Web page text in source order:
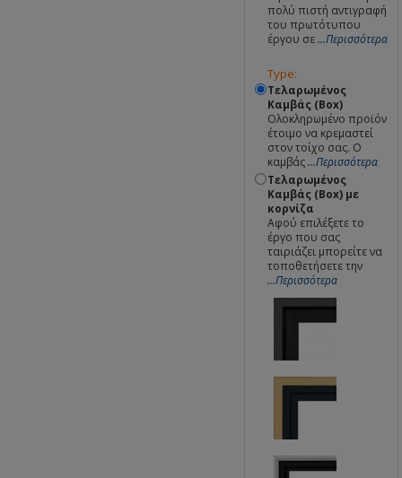
πολύ πιστή αντιγραφή
του πρωτότυπου
έργου σε...Περισσότερα
Type:
Τελαρωμένος
Καμβάς (Box)
Ολοκληρωμένο προϊόν
έτοιμο να κρεμαστεί
στον τοίχο σας. Ο
καμβάς...Περισσότερα
Τελαρωμένος
Καμβάς (Box) με
κορνίζα
Αφού επιλέξετε το
έργο που σας
ταιριάζει μπορείτε να
τοποθετήσετε την
...Περισσότερα